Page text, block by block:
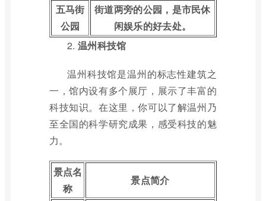
五马街
公园
街道两旁的公园，是市民休
闲娱乐的好去处。
2. 温州科技馆
温州科技馆是温州的标志性建筑之
一，馆内设有多个展厅，展示了丰富的
科技知识。在这里，你可以了解温州乃
至全国的科学研究成果，感受科技的魅
力。
景点名
称
景点简介